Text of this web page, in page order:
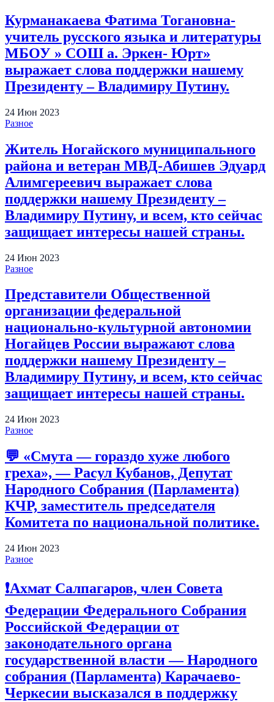
Курманакаева Фатима Тогановна-
учитель русского языка и литературы
МБОУ » СОШ а. Эркен- Юрт»
выражает слова поддержки нашему
Президенту – Владимиру Путину.
24 Июн 2023
Разное
Житель Ногайского муниципального
района и ветеран МВД-Абишев Эдуард
Алимгереевич выражает слова
поддержки нашему Президенту –
Владимиру Путину, и всем, кто сейчас
защищает интересы нашей страны.
24 Июн 2023
Разное
Представители Общественной
организации федеральной
национально-культурной автономии
Ногайцев России выражают слова
поддержки нашему Президенту –
Владимиру Путину, и всем, кто сейчас
защищает интересы нашей страны.
24 Июн 2023
Разное
💬 «Смута — гораздо хуже любого
греха», — Расул Кубанов, Депутат
Народного Собрания (Парламента)
КЧР, заместитель председателя
Комитета по национальной политике.
24 Июн 2023
Разное
❗️Ахмат Салпагаров, член Совета
Федерации Федерального Собрания
Российской Федерации от
законодательного органа
государственной власти — Народного
собрания (Парламента) Карачаево-
Черкесии высказался в поддержку